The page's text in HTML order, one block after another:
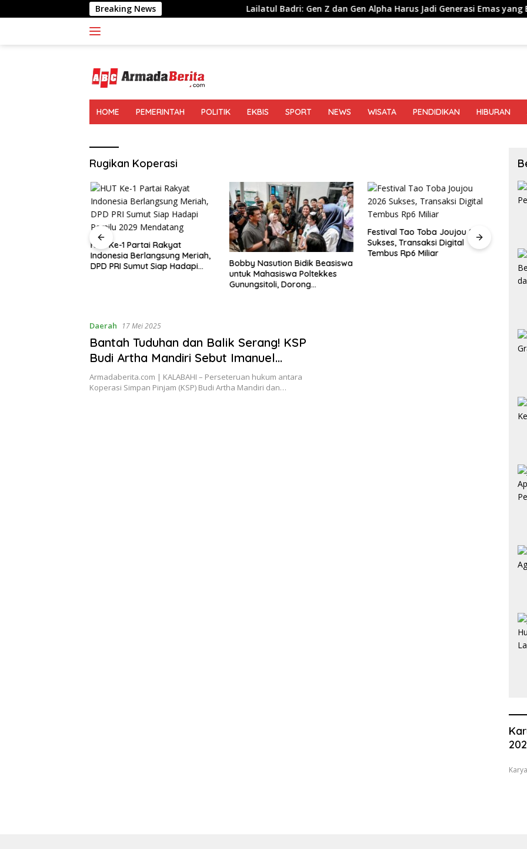
ke
Breaking News Lailatul Badri: Gen Z dan Gen Alpha Harus Jadi Generasi Emas yang Berkarakter
HOME PEMERINTAH POLITIK EKBIS SPORT NEWS WISATA PENDIDIKAN HIBURAN
Rugikan Koperasi
HUT Ke-1 Partai Rakyat
Indonesia Berlangsung Meriah,
DPD PRI Sumut Siap Hadapi
Bobby Nasution Bidik Beasiswa
untuk Mahasiswa Poltekkes
Gunungsitoli, Dorong
Festival Tao Toba Joujou 2026
Sukses, Transaksi Digital
Tembus Rp6 Miliar
Daerah 17 Mei 2025
Bantah Tuduhan dan Balik Serang! KSP
Budi Artha Mandiri Sebut Imanuel
Manikari yang Rugikan Koperasi
Armadaberita.com | KALABAHI – Perseteruan hukum antara
Koperasi Simpan Pinjam (KSP) Budi Artha Mandiri dan…